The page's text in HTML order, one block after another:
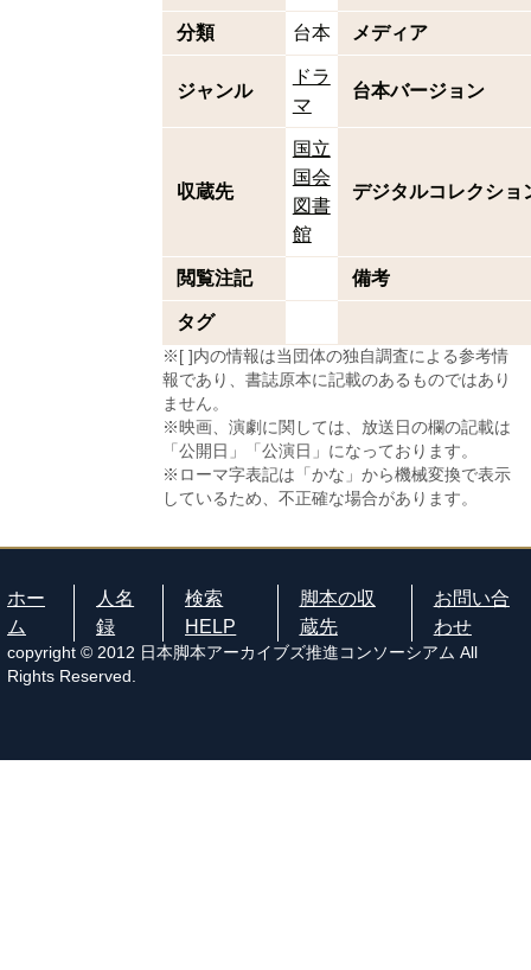
分類 台本 メディア
ジャンル
ドラ
マ
台本バージョン
収蔵先
国立
国会
図書
館
デジタルコレクショ
閲覧注記 備考
タグ
※[ ]内の情報は当団体の独自調査による参考情
報であり、書誌原本に記載のあるものではあり
ません。
※映画、演劇に関しては、放送日の欄の記載は
「公開日」「公演日」になっております。
※ローマ字表記は「かな」から機械変換で表示
しているため、不正確な場合があります。
ホー
ム
人名
録
検索
HELP
脚本の収
蔵先
お問い合
わせ
copyright © 2012 日本脚本アーカイブズ推進コンソーシアム All
Rights Reserved.